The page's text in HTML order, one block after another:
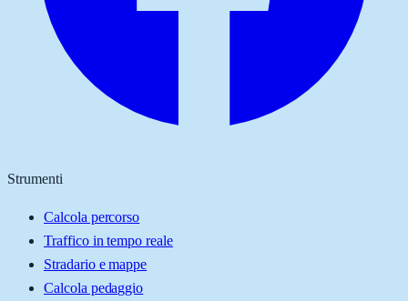
Strumenti
Calcola percorso
Traffico in tempo reale
Stradario e mappe
Calcola pedaggio